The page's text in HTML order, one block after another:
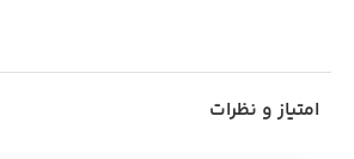
امتیاز و نظرات